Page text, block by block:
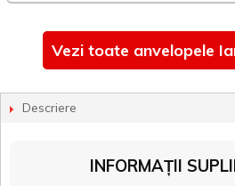
Vezi toate anvelopele
Descriere
INFORMAȚII